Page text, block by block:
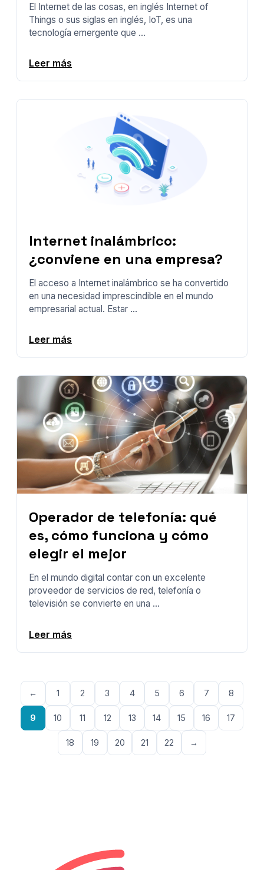
El Internet de las cosas, en inglés Internet of
Things o sus siglas en inglés, IoT, es una
tecnología emergente que ...
Leer más
Internet inalámbrico:
¿conviene en una empresa?
El acceso a Internet inalámbrico se ha convertido
en una necesidad imprescindible en el mundo
empresarial actual. Estar ...
Leer más
Operador de telefonía: qué
es, cómo funciona y cómo
elegir el mejor
En el mundo digital contar con un excelente
proveedor de servicios de red, telefonía o
televisión se convierte en una ...
Leer más
← 1 2 3 4 5 6 7 8
9 10 11 12 13 14 15 16 17
18 19 20 21 22 →